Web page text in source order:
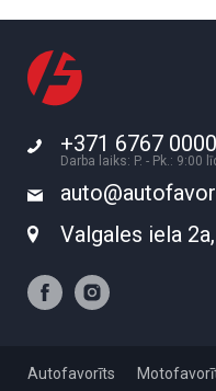
+371 6767 0000
Darba laiks: P. - Pk.: 9:00
Valgales iela
Autofavorīts